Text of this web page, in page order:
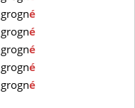
grogné
grogné
grogné
grogné
grogné